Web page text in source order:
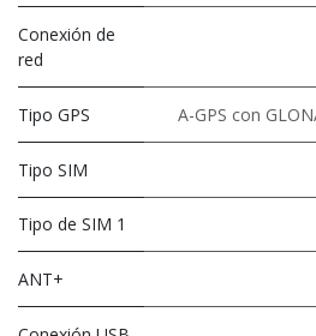
Conexión de
red
Tipo GPS A-GPS con
Tipo SIM
Tipo de SIM 1
ANT+